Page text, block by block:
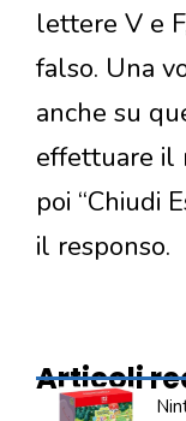
lettere V e
falso. Una
anche su
effettuare il
poi “Chiudi
il responso.
Articoli